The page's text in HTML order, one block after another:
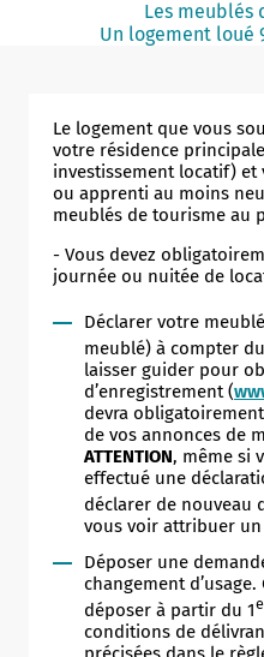
Les meublés
Un logement loué
Le logement que vous
votre résidence
investissement locatif)
ou apprenti au moins
meublés de tourisme au
- Vous devez
journée ou nuitée de
Déclarer votre
meublé) à compter
laisser guider pour
d’enregistrement (
devra
de vos annonces de
ATTENTION, même si
effectué une
déclarer de nouveau
vous voir attribuer
Déposer une
changement
déposer à partir du 1
conditions de